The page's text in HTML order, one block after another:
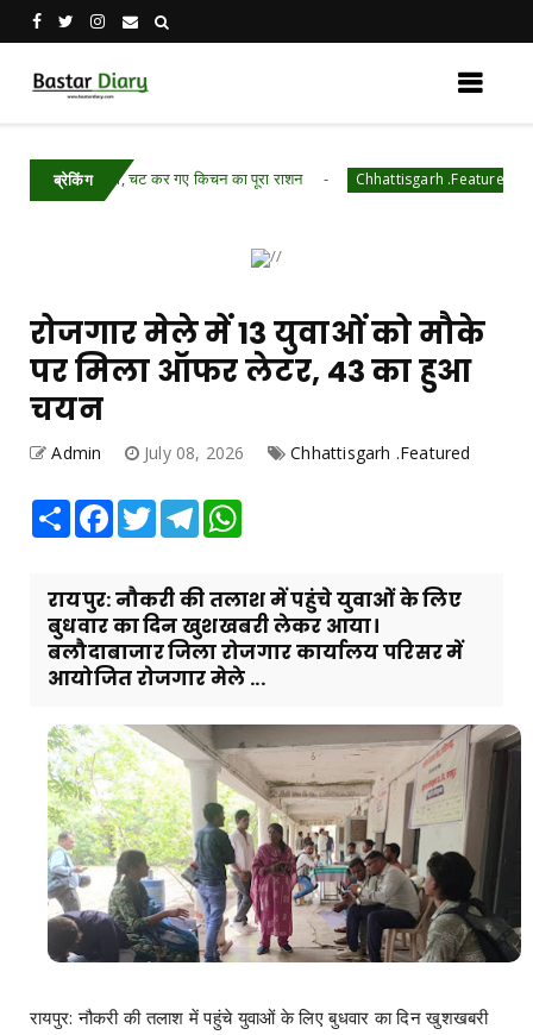
ब्रेकिंग
हाथी, चट कर गए किचन का पूरा राशन Chhattisgarh .Featured रायपुर
रोजगार मेले में 13 युवाओं को मौके
पर मिला ऑफर लेटर, 43 का हुआ
चयन
Admin July 08, 2026 Chhattisgarh .Featured
Share Facebook
TwitterTelegram
रायपुर: नौकरी की तलाश में पहुंचे युवाओं के लिए
बुधवार का दिन खुशखबरी लेकर आया।
बलौदाबाजार जिला रोजगार कार्यालय परिसर में
आयोजित रोजगार मेले ...
रायपुर: नौकरी की तलाश में पहुंचे युवाओं के लिए बुधवार का दिन खुशखबरी